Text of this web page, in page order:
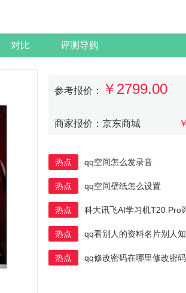
对比 评测导购
参考报价： ￥2799.00
商家报价：京东商城
热点 qq空间怎么发录音
热点 qq空间壁纸怎么设置
热点 科大讯飞AI学习机T20 Pro
热点 qq看别人的资料名片别人
热点 qq修改密码在哪里修改密码